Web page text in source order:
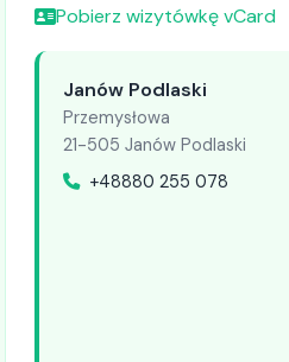
Pobierz wizytówkę vCard
Janów Podlaski
Przemysłowa
21-505 Janów Podlaski
+48880 255 078